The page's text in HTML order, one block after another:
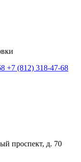
+7 (812) 318-47-68
проспект, д. 70